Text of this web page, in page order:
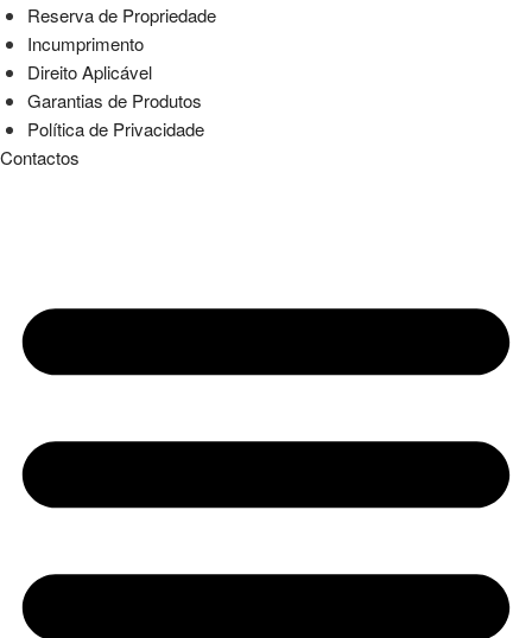
Reserva de Propriedade
Incumprimento
Direito Aplicável
Garantias de Produtos
Política de Privacidade
Contactos